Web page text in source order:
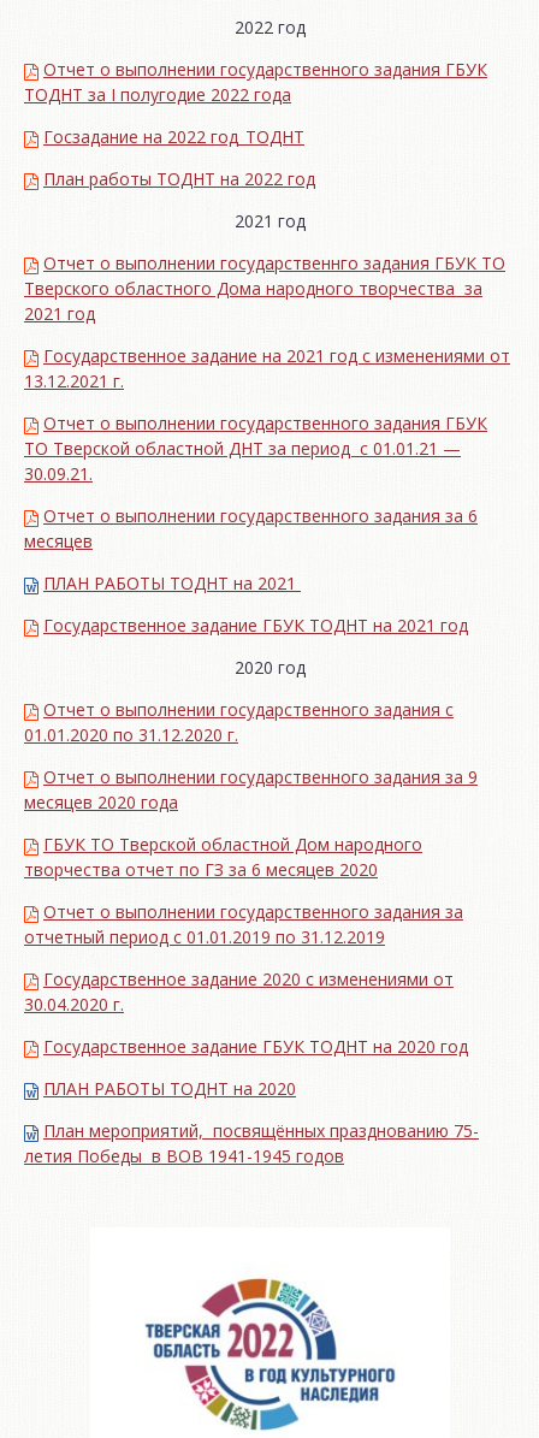
2022 год
Отчет о выполнении государственного задания ГБУК
ТОДНТ за I полугодие 2022 года
Госзадание на 2022 год_ТОДНТ
План работы ТОДНТ на 2022 год
2021 год
Отчет о выполнении государственнго задания ГБУК ТО
Тверского областного Дома народного творчества за
2021 год
Государственное задание на 2021 год с изменениями от
13.12.2021 г.
Отчет о выполнении государственного задания ГБУК
ТО Тверской областной ДНТ за период с 01.01.21 —
30.09.21.
Отчет о выполнении государственного задания за 6
месяцев
ПЛАН РАБОТЫ ТОДНТ на 2021
Государственное задание ГБУК ТОДНТ на 2021 год
2020 год
Отчет о выполнении государственного задания с
01.01.2020 по 31.12.2020 г.
Отчет о выполнении государственного задания за 9
месяцев 2020 года
ГБУК ТО Тверской областной Дом народного
творчества отчет по ГЗ за 6 месяцев 2020
Отчет о выполнении государственного задания за
отчетный период с 01.01.2019 по 31.12.2019
Государственное задание 2020 с изменениями от
30.04.2020 г.
Государственное задание ГБУК ТОДНТ на 2020 год
ПЛАН РАБОТЫ ТОДНТ на 2020
План мероприятий, посвящённых празднованию 75-
летия Победы в ВОВ 1941-1945 годов